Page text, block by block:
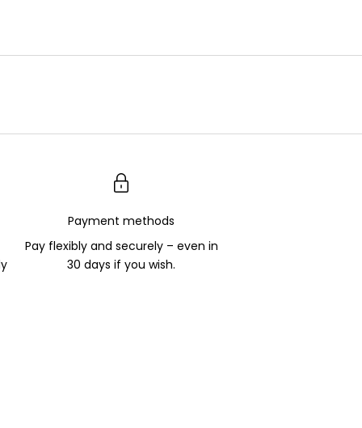
Payment methods
Pay flexibly and securely – even in
30 days if you wish.